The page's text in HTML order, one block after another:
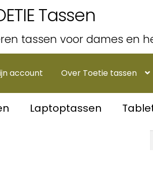
Tassen
tassen voor dames en
account Over Toetie tassen
Laptoptassen